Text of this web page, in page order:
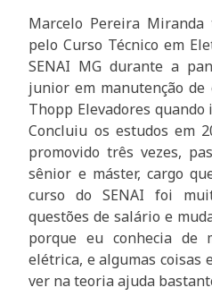
Marcelo Pereira
pelo Curso Técnico em
SENAI MG durante a
junior em manutenção de
Thopp Elevadores quando
Concluiu os estudos em
promovido três vezes,
sênior e máster, cargo
curso do SENAI foi
questões de salário e
porque eu conhecia de
elétrica, e algumas coisas
ver na teoria ajuda